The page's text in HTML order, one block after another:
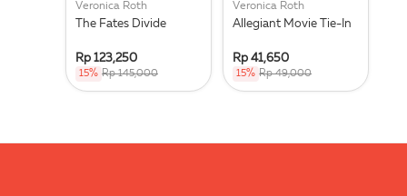
Veronica Roth
The Fates Divide
Rp 123,250
15% Rp 145,000
Veronica Roth
Allegiant Movie Tie-In
Rp 41,650
15% Rp 49,000